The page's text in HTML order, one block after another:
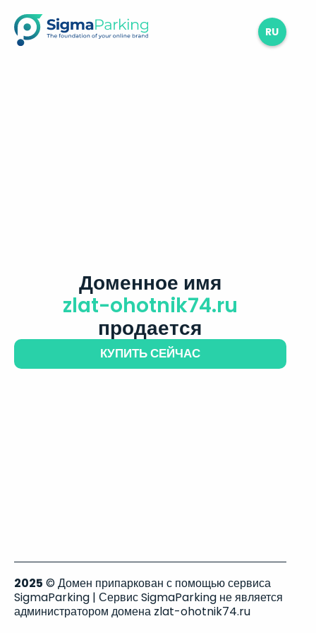
RU
Доменное имя
zlat-ohotnik74.ru
продается
КУПИТЬ СЕЙЧАС
2025 © Домен припаркован с помощью сервиса
SigmaParking | Сервис SigmaParking не является
администратором домена zlat-ohotnik74.ru